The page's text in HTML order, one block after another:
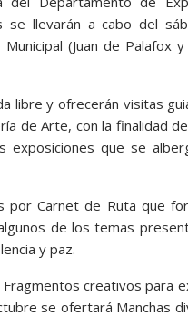
se llevarán a cabo del
(Juan de Palafox
libre y ofrecerán visitas
de Arte, con la finalidad
exposiciones que se
Carnet de Ruta que
de los temas
y paz.
creativos para
se ofertará Manchas